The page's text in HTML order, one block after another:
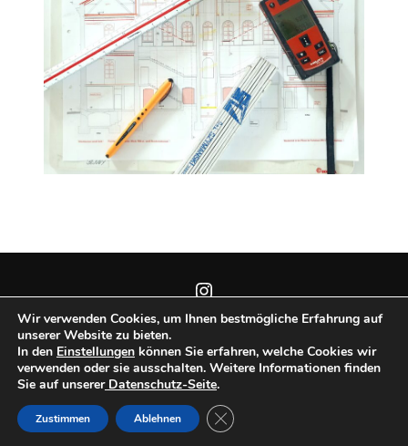
Instagram
Copyright © 2026
Inspiro Theme
von
Wir verwenden Cookies, um Ihnen bestmögliche Erfahrung auf
unserer Website zu bieten.
In den Einstellungen können Sie erfahren, welche Cookies wir
verwenden oder sie ausschalten. Weitere Informationen finden
Sie auf unsererDatenschutz-Seite.
Zustimmen Ablehnen GDPR COOKIE-BANNER